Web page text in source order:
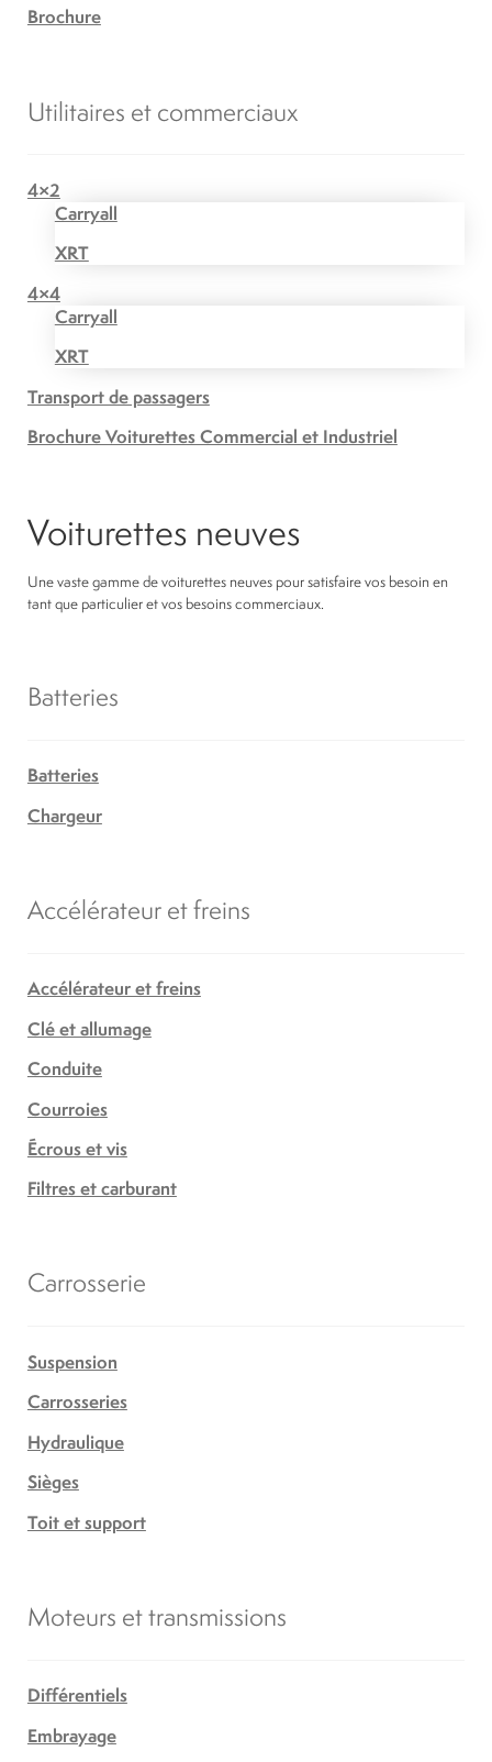
Brochure
Utilitaires et commerciaux
4×2
Carryall
XRT
4×4
Carryall
XRT
Transport de passagers
Brochure Voiturettes Commercial et Industriel
Voiturettes neuves
Une vaste gamme de voiturettes neuves pour satisfaire vos besoin en
tant que particulier et vos besoins commerciaux.
Batteries
Batteries
Chargeur
Accélérateur et freins
Accélérateur et freins
Clé et allumage
Conduite
Courroies
Écrous et vis
Filtres et carburant
Carrosserie
Suspension
Carrosseries
Hydraulique
Sièges
Toit et support
Moteurs et transmissions
Différentiels
Embrayage